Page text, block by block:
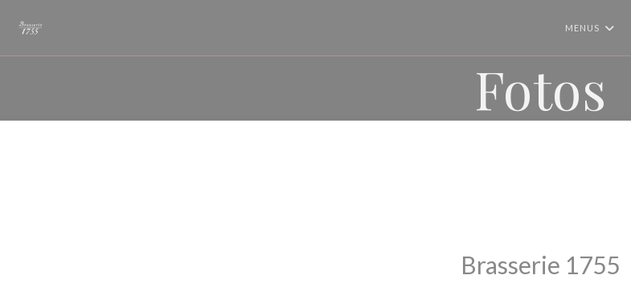
MENUS
Fotos
Brasserie 1755